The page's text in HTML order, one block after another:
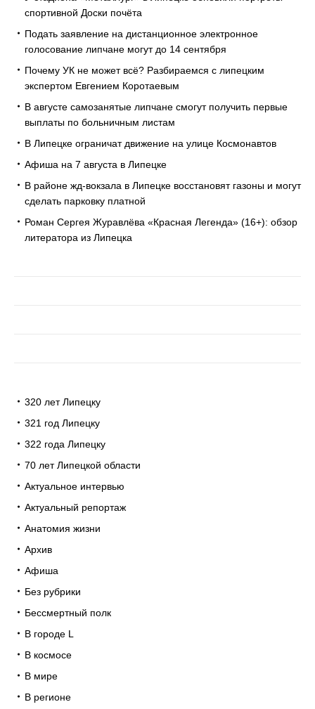
спортивной Доски почёта
Подать заявление на дистанционное электронное
голосование липчане могут до 14 сентября
Почему УК не может всё? Разбираемся с липецким
экспертом Евгением Коротаевым
В августе самозанятые липчане смогут получить первые
выплаты по больничным листам
В Липецке ограничат движение на улице Космонавтов
Афиша на 7 августа в Липецке
В районе жд-вокзала в Липецке восстановят газоны и могут
сделать парковку платной
Роман Сергея Журавлёва «Красная Легенда» (16+): обзор
литератора из Липецка
320 лет Липецку
321 год Липецку
322 года Липецку
70 лет Липецкой области
Актуальное интервью
Актуальный репортаж
Анатомия жизни
Архив
Афиша
Без рубрики
Бессмертный полк
В городе L
В космосе
В мире
В регионе